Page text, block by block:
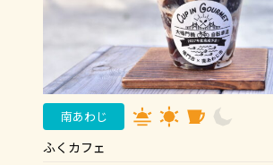
南あわじ
ふくカフェ